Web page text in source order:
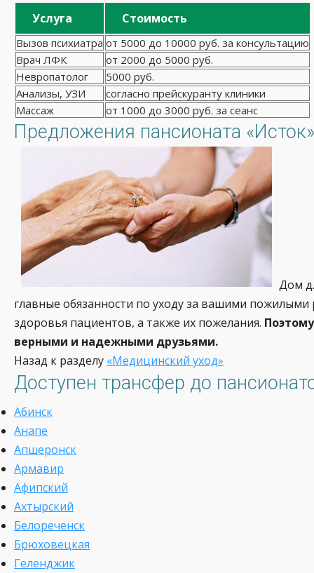
Услуга Стоимость
Вызов психиатра от 5000 до 10000 руб. за консультацию
Врач ЛФК
от 2000 до 5000 руб.
Невропатолог
5000 руб.
Анализы, УЗИ
согласно прейскуранту клиники
Массаж
от 1000 до 3000 руб. за сеанс
Предложения пансионата «Исток»
Дом
главные обязанности по уходу за вашими
здоровья пациентов, а также их пожелания.
верными и надежными друзьями.
Назад к разделу «Медицинский уход»
Доступен трансфер до
Абинск
Анапе
Апшеронск
Армавир
Афипский
Ахтырский
Белореченск
Брюховецкая
Геленджик